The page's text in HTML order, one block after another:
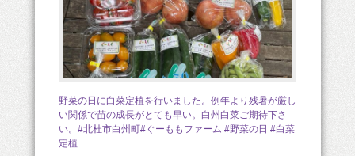
野菜の日に白菜定植を行いました。例年より残暑が厳し
い関係で苗の成長がとても早い。白州白菜ご期待下さ
い。#北杜市白州町#ぐーももファーム #野菜の日 #白菜
定植